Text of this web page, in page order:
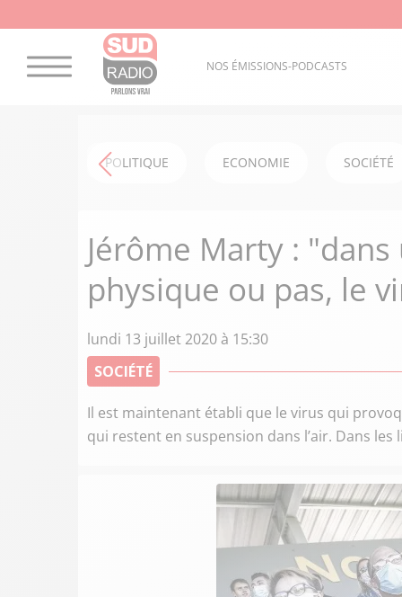
NOS ÉMISSIONS-PODCASTS
POLITIQUE ECONOMIE SOCIÉTÉ
Jérôme Marty :
physique ou pas, le
lundi 13 juillet 2020 à 15:30
SOCIÉTÉ
Il est maintenant établi que le virus qui
qui restent en suspension dans l’air. Dans les